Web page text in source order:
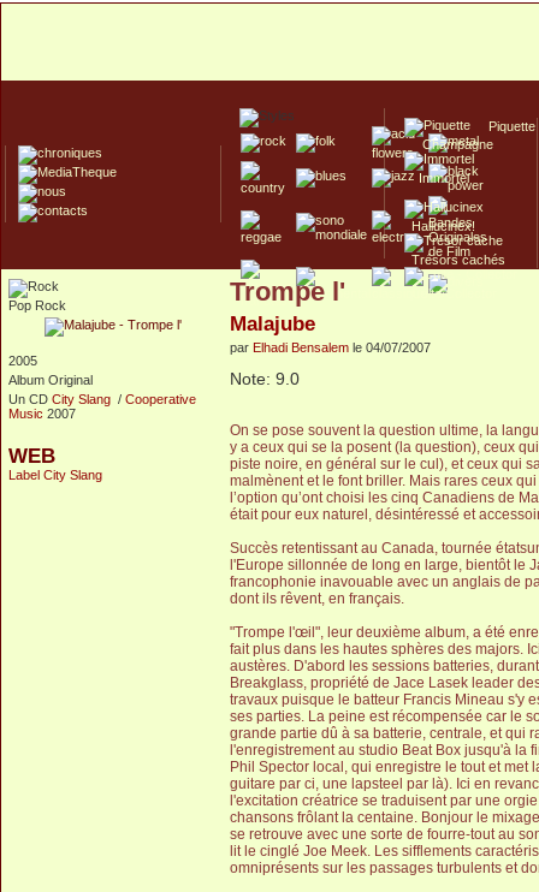
Piquette
Champagne
Immortel
Hallucinex!
Trésors cachés
Culte/Collector
Pop Rock
2005
Album Original
Un CD City Slang / Cooperative
Music 2007
WEB
Label City Slang
Trompe l'
Malajube
par Elhadi Bensalem le 04/07/2007
Note: 9.0
On se pose souvent la question ultime, la
y a ceux qui se la posent (la question), ceux
piste noire, en général sur le cul), et ceux qui
malmènent et le font briller. Mais rares ceux
l’option qu’ont choisi les cinq Canadiens de
était pour eux naturel, désintéressé et
Succès retentissant au Canada, tournée
l'Europe sillonnée de long en large, bientôt le
francophonie inavouable avec un anglais de
dont ils rêvent, en français.
"Trompe l'œil", leur deuxième album, a été
fait plus dans les hautes sphères des majors.
austères. D'abord les sessions batteries,
Breakglass, propriété de Jace Lasek leader
travaux puisque le batteur Francis Mineau s'y
ses parties. La peine est récompensée car le
grande partie dû à sa batterie, centrale, et qui
l'enregistrement au studio Beat Box jusqu'à la
Phil Spector local, qui enregistre le tout et
guitare par ci, une lapsteel par là). Ici en
l'excitation créatrice se traduisent par une
chansons frôlant la centaine. Bonjour le
se retrouve avec une sorte de fourre-tout au
lit le cinglé Joe Meek. Les sifflements
omniprésents sur les passages turbulents et